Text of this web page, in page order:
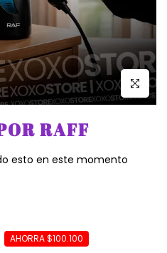
Click
RAFF
esto en este momento
AHORRA $100.100